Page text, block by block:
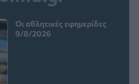
Οι αθλητικές εφημερίδες
9/8/2026